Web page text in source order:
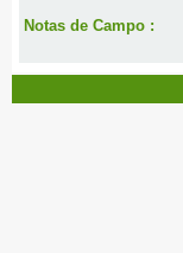
Notas de Campo :